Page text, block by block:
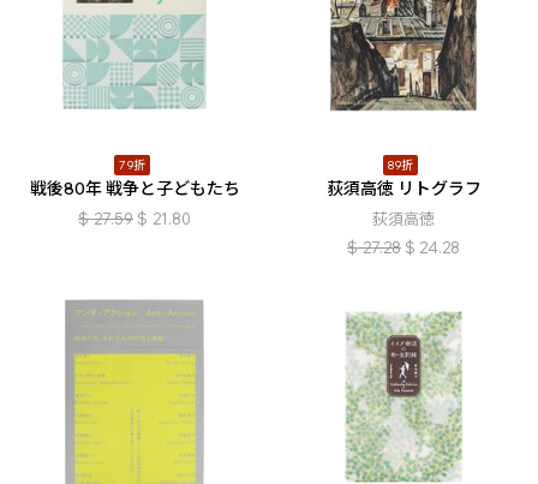
79折
戦後80年 戦争と子どもたち
$ 27.59 $ 21.80
89折
荻須高徳 リトグラフ
荻須高徳
$ 27.28 $ 24.28